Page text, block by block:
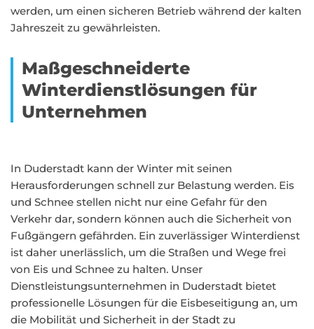
werden, um einen sicheren Betrieb während der kalten
Jahreszeit zu gewährleisten.
Maßgeschneiderte
Winterdienstlösungen für
Unternehmen
In Duderstadt kann der Winter mit seinen
Herausforderungen schnell zur Belastung werden. Eis
und Schnee stellen nicht nur eine Gefahr für den
Verkehr dar, sondern können auch die Sicherheit von
Fußgängern gefährden. Ein zuverlässiger Winterdienst
ist daher unerlässlich, um die Straßen und Wege frei
von Eis und Schnee zu halten. Unser
Dienstleistungsunternehmen in Duderstadt bietet
professionelle Lösungen für die Eisbeseitigung an, um
die Mobilität und Sicherheit in der Stadt zu